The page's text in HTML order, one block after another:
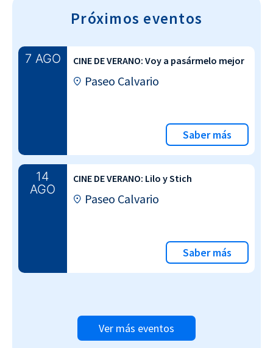
Próximos eventos
7 AGO CINE DE VERANO: Voy a pasármelo mejor
Paseo Calvario
Saber más
14
AGO
CINE DE VERANO: Lilo y Stich
Paseo Calvario
Saber más
Ver más eventos